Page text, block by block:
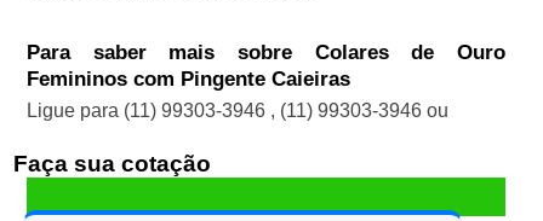
Para saber mais sobre Colares de Ouro
Femininos com Pingente Caieiras
Ligue para (11) 99303-3946 , (11) 99303-3946 ou
Faça sua cotação